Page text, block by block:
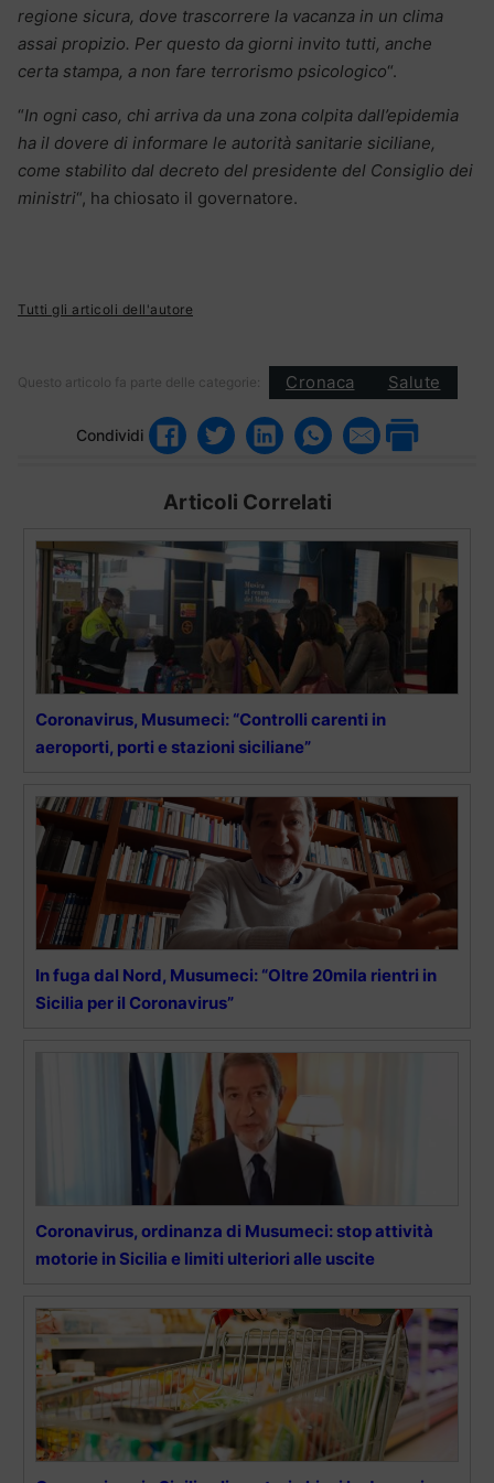
regione sicura, dove trascorrere la vacanza in un clima
assai propizio. Per questo da giorni invito tutti, anche
certa stampa, a non fare terrorismo psicologico“.
“In ogni caso, chi arriva da una zona colpita dall’epidemia
ha il dovere di informare le autorità sanitarie siciliane,
come stabilito dal decreto del presidente del Consiglio dei
ministri“, ha chiosato il governatore.
Tutti gli articoli dell'autore
Questo articolo fa parte delle categorie: Cronaca Salute
Condividi
Articoli Correlati
Coronavirus, Musumeci: “Controlli carenti in
aeroporti, porti e stazioni siciliane”
In fuga dal Nord, Musumeci: “Oltre 20mila rientri in
Sicilia per il Coronavirus”
Coronavirus, ordinanza di Musumeci: stop attività
motorie in Sicilia e limiti ulteriori alle uscite